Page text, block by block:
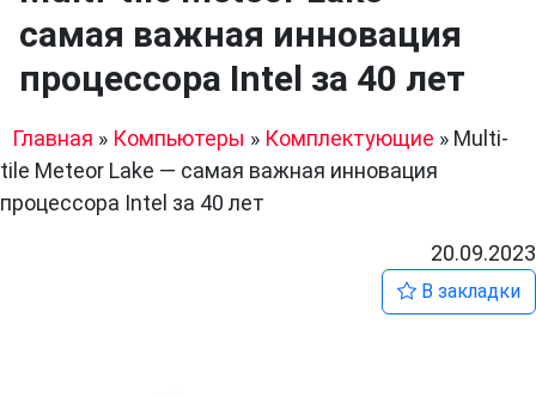
самая важная инновация
процессора Intel за 40 лет
Главная » Компьютеры » Комплектующие » Multi-
tile Meteor Lake — самая важная инновация
процессора Intel за 40 лет
20.09.2023
В закладки